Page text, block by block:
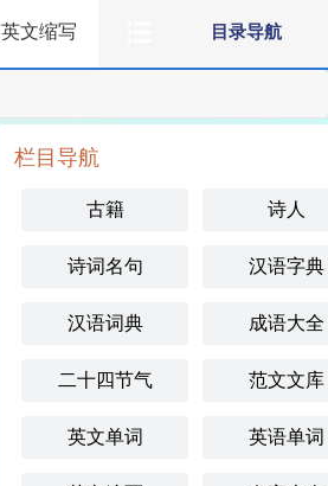
目录导航
英文缩写
栏目导航
古籍 诗人
诗词名句 汉语字典
汉语词典 成语大全
二十四节气 范文文库
英文单词 英语单词